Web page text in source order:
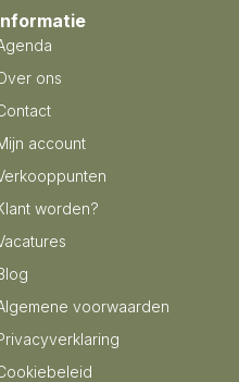
ons
account
worden?
voorwaarden